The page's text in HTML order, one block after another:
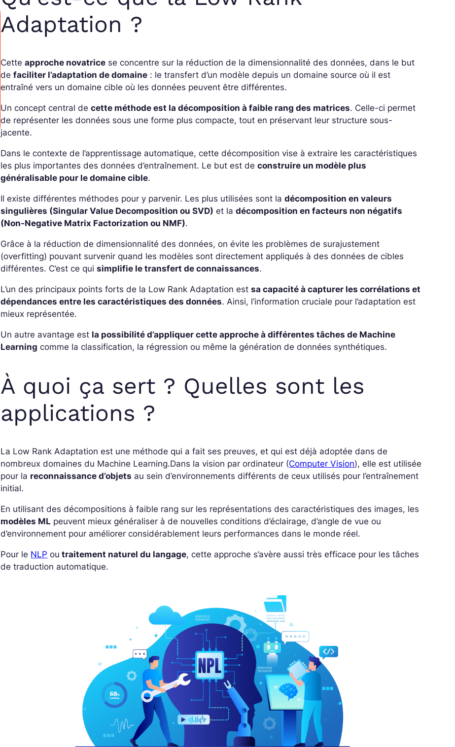
Adaptation ?
Cetteapproche novatrice se concentre sur la réduction de la dimensionnalité des données, dans le but
defaciliter l’adaptation de domaine : le transfert d’un modèle depuis un domaine source où il est
entraîné vers un domaine cible où les données peuvent être différentes.
Un concept central decette méthode est la décomposition à faible rang des matrices. Celle-ci permet
de représenter les données sous une forme plus compacte, tout en préservant leur structure sous-
jacente.
Dans le contexte de l’apprentissage automatique, cette décomposition vise à extraire les caractéristiques
les plus importantes des données d’entraînement. Le but est deconstruire un modèle plus
généralisable pour le domaine cible.
Il existe différentes méthodes pour y parvenir. Les plus utilisées sont ladécomposition en valeurs
singulières (Singular Value Decomposition ou SVD) et ladécomposition en facteurs non négatifs
(Non-Negative Matrix Factorization ou NMF).
Grâce à la réduction de dimensionnalité des données, on évite les problèmes de surajustement
(overfitting) pouvant survenir quand les modèles sont directement appliqués à des données de cibles
différentes. C’est ce quisimplifie le transfert de connaissances.
L’un des principaux points forts de la Low Rank Adaptation estsa capacité à capturer les corrélations et
dépendances entre les caractéristiques des données. Ainsi, l’information cruciale pour l’adaptation est
mieux représentée.
Un autre avantage est la possibilité d’appliquer cette approche à différentes tâches de Machine
Learning comme la classification, la régression ou même la génération de données synthétiques.
À quoi ça sert ? Quelles sont les
applications ?
La Low Rank Adaptation est une méthode qui a fait ses preuves, et qui est déjà adoptée dans de
nombreux domaines du Machine Learning.Dans la vision par ordinateur (Computer Vision), elle est utilisée
pour la reconnaissance d’objets au sein d’environnements différents de ceux utilisés pour l’entraînement
initial.
En utilisant des décompositions à faible rang sur les représentations des caractéristiques des images, les
modèles ML peuvent mieux généraliser à de nouvelles conditions d’éclairage, d’angle de vue ou
d’environnement pour améliorer considérablement leurs performances dans le monde réel.
Pour le NLP ou traitement naturel du langage, cette approche s’avère aussi très efficace pour les tâches
de traduction automatique.